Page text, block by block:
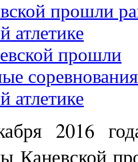
прошли
атлетике
2016
Каневской